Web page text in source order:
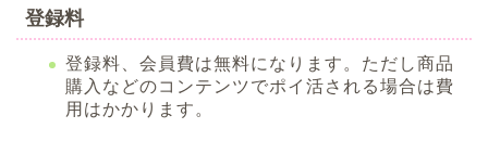
登録料
登録料、会員費は無料になります。ただし商品
購入などのコンテンツでポイ活される場合は費
用はかかります。